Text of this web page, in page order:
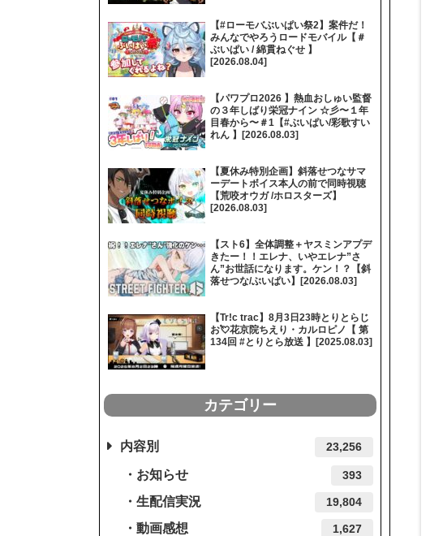
【#ローモバぶいぱい祭2】案件だ！
みんなでやろうロードモバイル【＃
ぶいぱい / 綿貫ねぐせ 】
[2026.08.04]
【パワプロ2026 】熱血おしゅい監督
の３年しばり栄冠ナイン ☆彡〜１年
目春から〜＃1【#ぶいぱい/彩歌すい
れん 】[2026.08.03]
【夏休み特別企画】斜落せつなサマ
ーデートボイス本人の前で同時視聴
【荒咬オウガ /ホロスターズ】
[2026.08.03]
【スト6】全体調整＋ヤスミンアプデ
きたー！！エレナ、いやエレナ”さ
ん”お世話になります。ケン！？【斜
落せつな/ぶいぱい】[2026.08.03]
【Tr!c trac】8月3日23時とりとらじ
お💘花京院ちえり・カルロピノ【 第
134回 #とりとら放送 】[2025.08.03]
カテゴリー
内容別 23,256
お知らせ 393
生配信実況 19,804
動画感想 1,627